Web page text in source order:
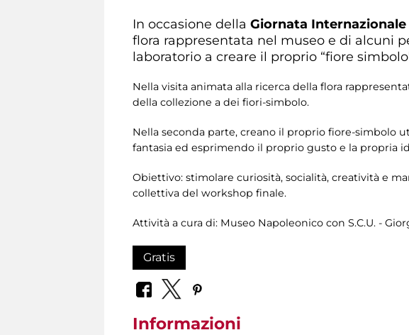
In occasione della Giornata Internazionale
flora rappresentata nel museo e di alcuni
laboratorio a creare il proprio “fiore
Nella visita animata alla ricerca della flora
della collezione a dei fiori-simbolo.
Nella seconda parte, creano il proprio fiore-simbolo
fantasia ed esprimendo il proprio gusto e la propria
Obiettivo: stimolare curiosità, socialità, creatività e
collettiva del workshop finale.
Attività a cura di: Museo Napoleonico con S.C.U. -
Gratis
Informazioni